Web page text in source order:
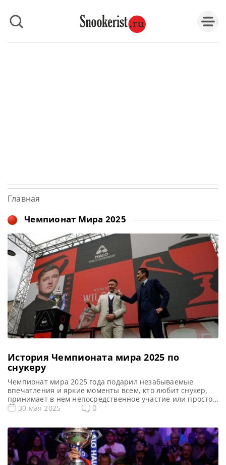
Главная
Чемпионат Мира 2025
История Чемпионата мира 2025 по
снукеру
Чемпионат мира 2025 года подарил незабываемые
впечатления и яркие моменты всем, кто любит снукер,
принимает в нем непосредственное участие или просто
смотрит матчи и следит за результатами, сообщает WST
где воплощаются мечты. Здесь влияли на ход матчей […]
30 мая 2025 0